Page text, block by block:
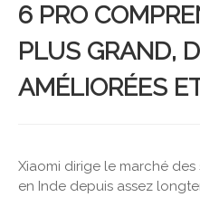
6 PRO
PLUS GRAND,
AMÉLIORÉES
Xiaomi dirige le marché
en Inde depuis assez